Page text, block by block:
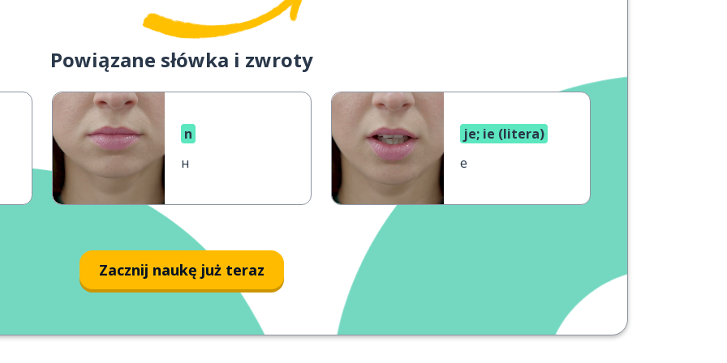
Powiązane słówka i zwroty
n
н
je; ie (litera)
е
Zacznij naukę już teraz